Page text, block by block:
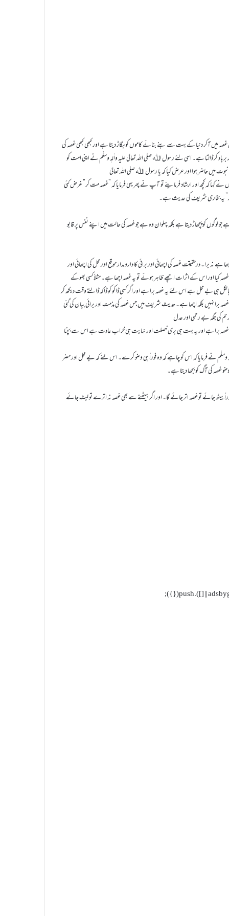
آکر دنیا کے بہت سے بنے بنائے کاموں کو بگاڑ دیتا ہے اور کبھی کبھی غصہ کی
کر ڈالتا ہے۔ اسی لئے رسول اﷲ صلی اللہ تعالیٰ علیہ واٰلہٖ وسلّم نے اپنی امت کو
حاضر ہوا اور عرض کیا کہ یا رسول اﷲ صلی اللہ تعالیٰ
کہا کہ کچھ اور ارشاد فرمایئے تو آپ نے پھر یہی فرمایا کہ ”غصہ مت کر” غرض کئی
کر” یہ بخاری شریف کی حدیث ہے۔
لوگوں کو پچھاڑ دیتا ہے بلکہ پہلوان وہ ہے جو غصہ کی حالت میں اپنے نفس پر قابو
درحقیقت غصہ کی اچھائی اور برائی کا دارو مدار موقع اور محل کی اچھائی اور
کیا اور اس کے اثرات اچھے ظاہر ہوئے تو یہ غصہ اچھا ہے۔ مثلاََ کسی بھوکے
ہی بے محل ہے اس لئے یہ غصہ برا ہے اور اگر کسی ڈاکو کو ڈاکہ ڈالتے وقت دیکھ کر
غصہ برا نہیں بلکہ اچھا ہے۔ حدیث شریف میں جس غصہ کی مذمت اور برائی بیان کی گئی
کی جگہ بے رحمی اور عدل
یہ غصہ برا ہے اور یہ بہت ہی بری خصلت اور نہایت ہی خراب عادت ہے اس سے بچنا
نے فرمایا کہ اس کو چاہے کہ وہ فوراً ہی وضو کرے۔ اس لئے کہ بے محل اور مضر
غصہ کی آگ کو بجھا دیتا ہے۔
جائے تو غصہ اتر جائے گا۔ اور اگر بیٹھنے سے بھی غصہ نہ اترے تو لیٹ جائے